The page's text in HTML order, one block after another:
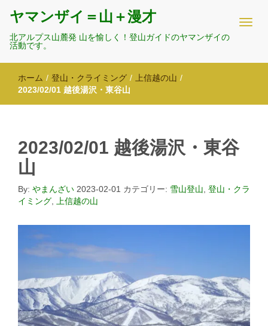
ヤマンザイ＝山＋漫才
北アルプス山麓発 山を愉しく！登山ガイドのヤマンザイの
活動です。
ホーム / 登山・クライミング / 上信越の山 /
2023/02/01 越後湯沢・東谷山
2023/02/01 越後湯沢・東谷
山
By: やまんざい 2023-02-01 カテゴリー: 雪山登山 登山・クラ
イミング
上信越の山